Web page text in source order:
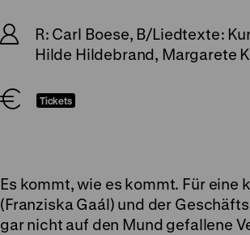
R: Carl Boese, B/Liedtexte:
Hilde Hildebrand, Margarete
Tickets
Es kommt, wie es kommt. Für eine
(Franziska Gaál) und der
gar nicht auf den Mund gefallene